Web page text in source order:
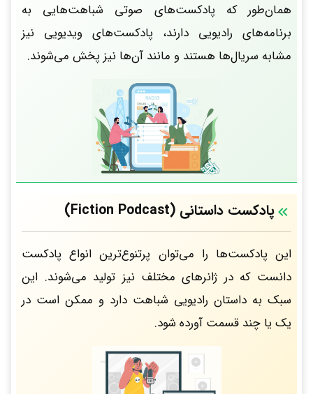
همان‌طور که پادکست‌های صوتی شباهت‌هایی به
برنامه‌های رادیویی دارند، پادکست‌های ویدیویی نیز
مشابه سریال‌ها هستند و مانند آن‌ها نیز پخش می‌شوند.
پادکست‌ داستانی (Fiction Podcast)
این پادکست‌ها را می‌توان پرتنوع‌ترین انواع پادکست
دانست که در ژانرهای مختلف نیز تولید می‌شوند. این
سبک به داستان رادیویی شباهت دارد و ممکن است در
یک یا چند قسمت آورده شود.